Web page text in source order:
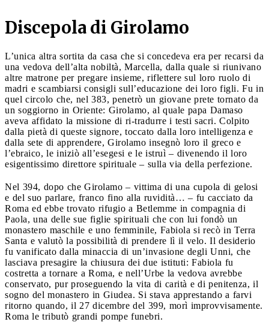
Discepola di Girolamo
L’unica altra sortita da casa che si concedeva era per recarsi da
una vedova dell’alta nobiltà, Marcella, dalla quale si riunivano
altre matrone per pregare insieme, riflettere sul loro ruolo di
madri e scambiarsi consigli sull’educazione dei loro figli. Fu in
quel circolo che, nel 383, penetrò un giovane prete tornato da
un soggiorno in Oriente: Girolamo, al quale papa Damaso
aveva affidato la missione di ri-tradurre i testi sacri. Colpito
dalla pietà di queste signore, toccato dalla loro intelligenza e
dalla sete di apprendere, Girolamo insegnò loro il greco e
l’ebraico, le iniziò all’esegesi e le istruì – divenendo il loro
esigentissimo direttore spirituale – sulla via della perfezione.
Nel 394, dopo che Girolamo – vittima di una cupola di gelosi
e del suo parlare, franco fino alla ruvidità… – fu cacciato da
Roma ed ebbe trovato rifugio a Betlemme in compagnia di
Paola, una delle sue figlie spirituali che con lui fondò un
monastero maschile e uno femminile, Fabiola si recò in Terra
Santa e valutò la possibilità di prendere lì il velo. Il desiderio
fu vanificato dalla minaccia di un’invasione degli Unni, che
lasciava presagire la chiusura dei due istituti: Fabiola fu
costretta a tornare a Roma, e nell’Urbe la vedova avrebbe
conservato, pur proseguendo la vita di carità e di penitenza, il
sogno del monastero in Giudea. Si stava apprestando a farvi
ritorno quando, il 27 dicembre del 399, morì improvvisamente.
Roma le tributò grandi pompe funebri.